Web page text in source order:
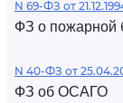
N 69-ФЗ от
ФЗ о пожарной
N 40-ФЗ от
ФЗ об ОСАГО